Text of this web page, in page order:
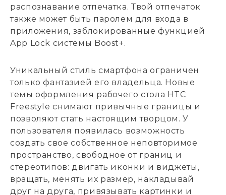
распознавание отпечатка. Твой отпечаток
также может быть паролем для входа в
приложения, заблокированные функцией
App Lock системы Boost+.
Уникальный стиль смартфона ограничен
только фантазией его владельца. Новые
темы оформления рабочего стола HTC
Freestyle снимают привычные границы и
позволяют стать настоящим творцом. У
пользователя появилась возможность
создать свое собственное неповторимое
пространство, свободное от границ и
стереотипов: двигать иконки и виджеты,
вращать, менять их размер, накладывай
друг на друга, привязывать картинки и